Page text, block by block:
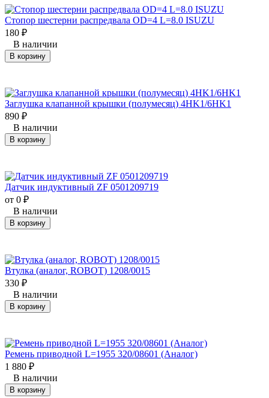
Стопор шестерни распредвала OD=4 L=8.0 ISUZU
180 ₽
В наличии
В корзину
Заглушка клапанной крышки (полумесяц) 4HK1/6HK1
890 ₽
В наличии
В корзину
Датчик индуктивный ZF 0501209719
от 0 ₽
В наличии
В корзину
Втулка (аналог, ROBOT) 1208/0015
330 ₽
В наличии
В корзину
Ремень приводной L=1955 320/08601 (Аналог)
1 880 ₽
В наличии
В корзину